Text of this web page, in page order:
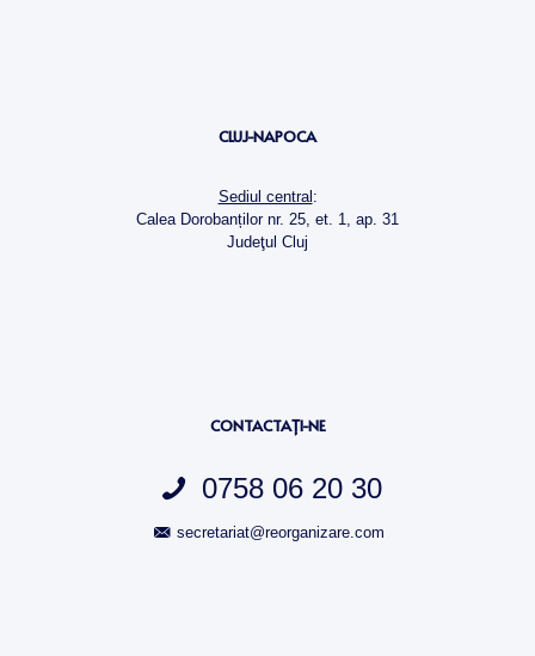
CLUJ-NAPOCA
Sediul central :
Calea Dorobanților nr. 25, et. 1, ap. 31
Judeţul Cluj
CONTACTAŢI-NE
0758 06 20 30
secretariat@reorganizare.com